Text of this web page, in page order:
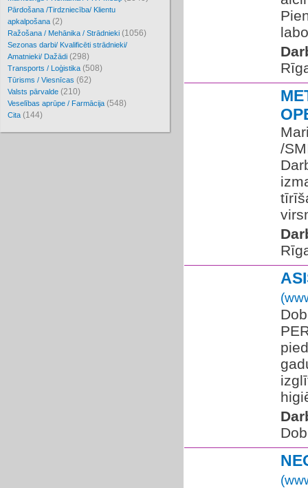
Pārdošana /Tirdzniecība/ Klientu
apkalpošana (2)
Ražošana / Mehānika / Strādnieki (1056)
Sezonas darbi/ Kvalificēti strādnieki/
Amatnieki/ Dažādi (298)
Transports / Loģistika (508)
Tūrisms / Viesnīcas (62)
Valsts pārvalde (210)
Veselības aprūpe / Farmācija (548)
Cita (144)
/